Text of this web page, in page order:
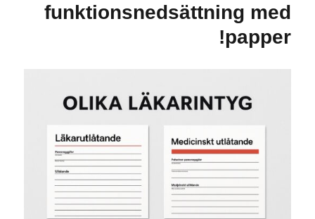
av
Arbetsförmedlingen
funktionsnedsättning med
papper!